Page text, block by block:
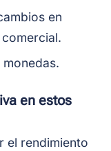
en
en estos
el rendimiento